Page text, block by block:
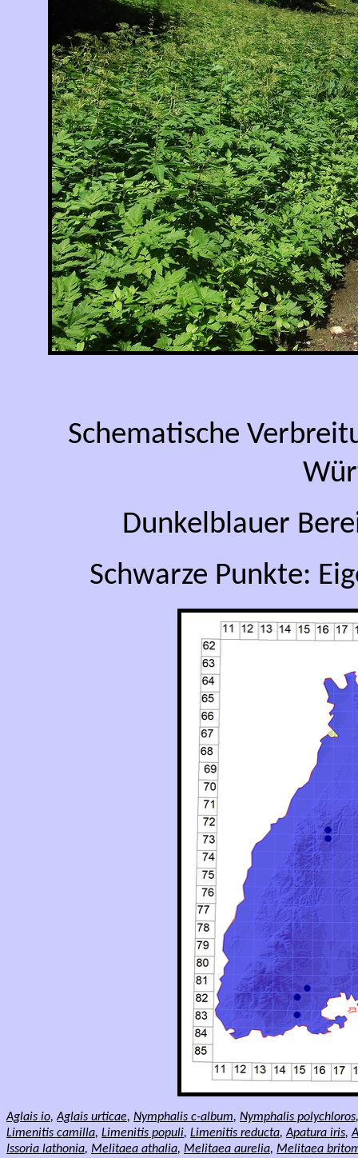
Schematische
Dunkelblauer
Schwarze Punkte:
Aglais io,Aglais urticae, Nymphalis c-album, Nymphalis polychloros
Limenitis camilla, Limenitis populi, Limenitis reducta,Apatura iris,
Issoria lathonia, Melitaea athalia, Melitaea aurelia, Melitaea